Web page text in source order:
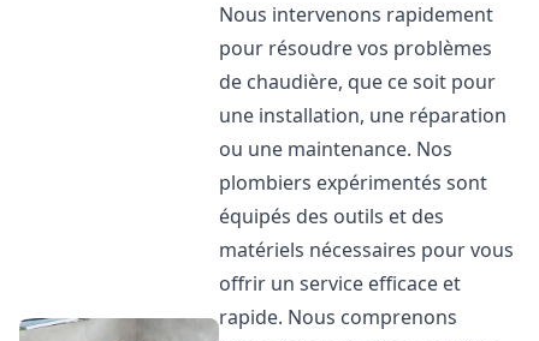
Nous intervenons rapidement
pour résoudre vos problèmes
de chaudière, que ce soit pour
une installation, une réparation
ou une maintenance. Nos
plombiers expérimentés sont
équipés des outils et des
matériels nécessaires pour vous
offrir un service efficace et
rapide. Nous comprenons